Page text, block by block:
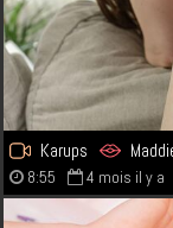
Karups
8:55 4 mois il y a